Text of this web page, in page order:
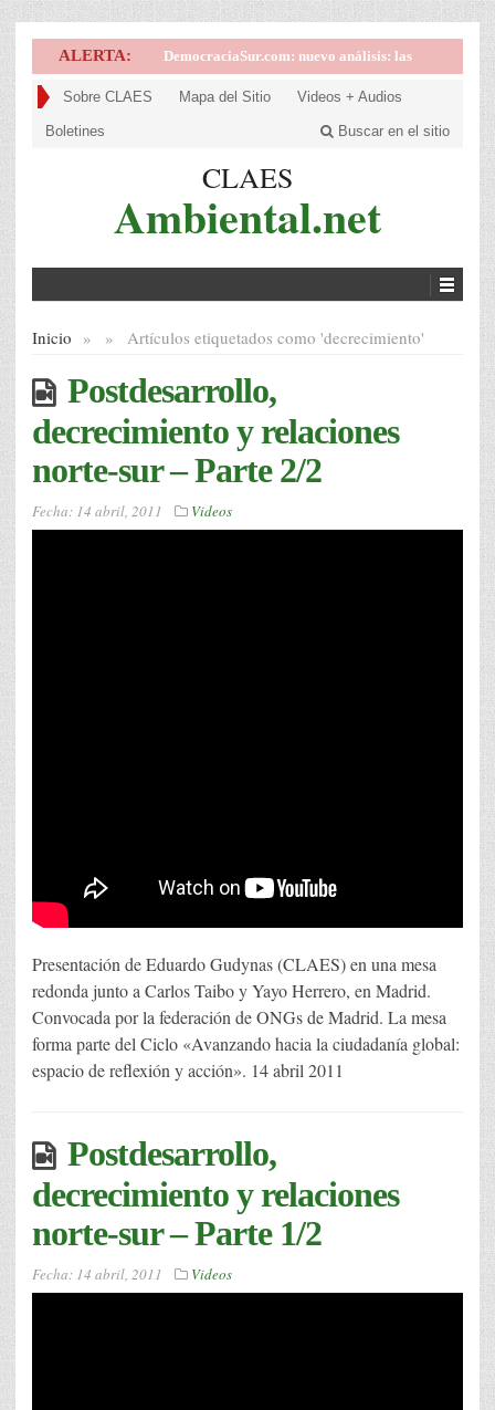
ALERTA: DemocraciaSur.com: nuevo análisis: las
implicancias de la victoria de la derecha en
Sobre CLAES Mapa del Sitio Videos + Audios
Boletines Buscar en el sitio
CLAES
Ambiental.net
Inicio » Artículos etiquetados como '
» decrecimiento'
Postdesarrollo,
decrecimiento y relaciones
norte-sur – Parte 2/2
Fecha: 14 abril, 2011 Videos
Presentación de Eduardo Gudynas (CLAES) en una mesa
redonda junto a Carlos Taibo y Yayo Herrero, en Madrid.
Convocada por la federación de ONGs de Madrid. La mesa
forma parte del Ciclo «Avanzando hacia la ciudadanía global:
espacio de reflexión y acción». 14 abril 2011
Postdesarrollo,
decrecimiento y relaciones
norte-sur – Parte 1/2
Fecha: 14 abril, 2011 Videos